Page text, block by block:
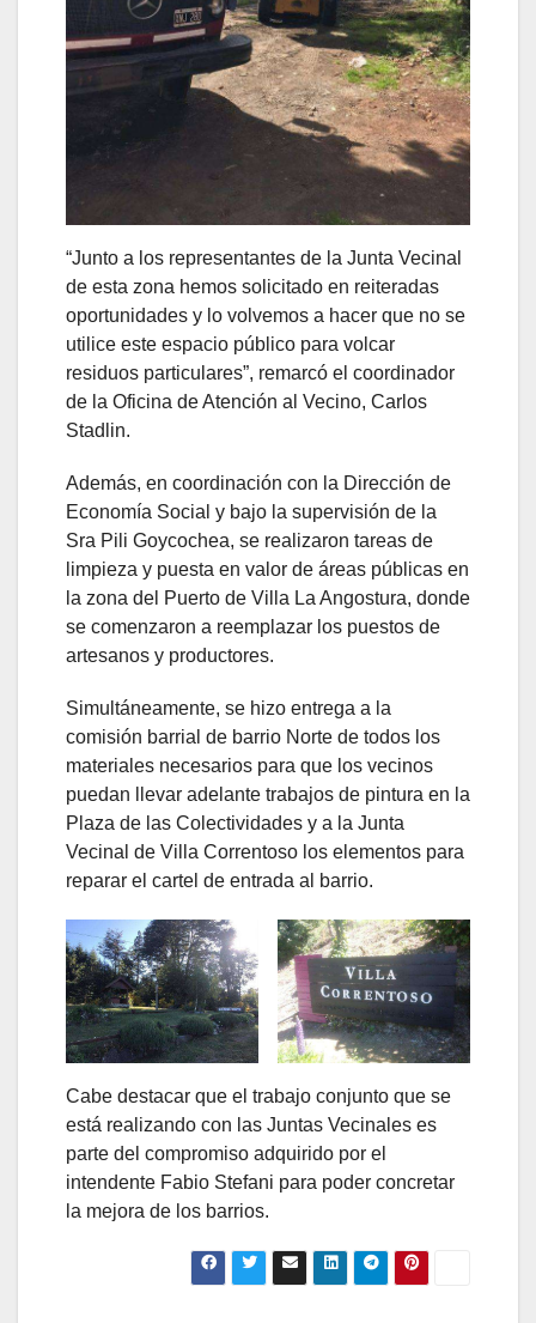
“Junto a los representantes de la Junta Vecinal
de esta zona hemos solicitado en reiteradas
oportunidades y lo volvemos a hacer que no se
utilice este espacio público para volcar
residuos particulares”, remarcó el coordinador
de la Oficina de Atención al Vecino, Carlos
Stadlin.
Además, en coordinación con la Dirección de
Economía Social y bajo la supervisión de la
Sra Pili Goycochea, se realizaron tareas de
limpieza y puesta en valor de áreas públicas en
la zona del Puerto de Villa La Angostura, donde
se comenzaron a reemplazar los puestos de
artesanos y productores.
Simultáneamente, se hizo entrega a la
comisión barrial de barrio Norte de todos los
materiales necesarios para que los vecinos
puedan llevar adelante trabajos de pintura en la
Plaza de las Colectividades y a la Junta
Vecinal de Villa Correntoso los elementos para
reparar el cartel de entrada al barrio.
Cabe destacar que el trabajo conjunto que se
está realizando con las Juntas Vecinales es
parte del compromiso adquirido por el
intendente Fabio Stefani para poder concretar
la mejora de los barrios.